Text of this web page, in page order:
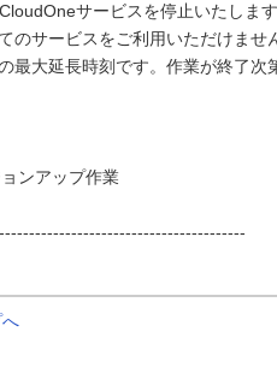
サービスを停止いたします
サービスをご利用いただけませ
大延長時刻です。作業が終了次
ンアップ作業